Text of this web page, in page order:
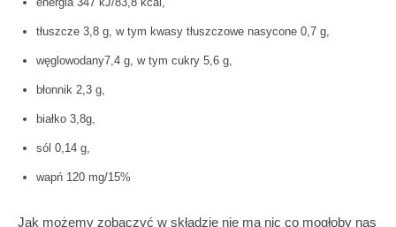
tłuszcze 3,8 g, w tym kwasy tłuszczowe nasycone 0,7 g,
węglowodany7,4 g, w tym cukry 5,6 g,
błonnik 2,3 g,
białko 3,8g,
sól 0,14 g,
wapń 120 mg/15%
Jak możemy zobaczyć w składzie nie ma nic co mogłoby nas